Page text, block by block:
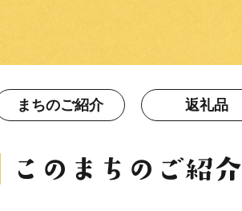
まちのご紹介 返礼品